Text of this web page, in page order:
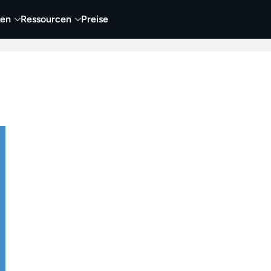
Ressourcen Preise
Video Visueller Content